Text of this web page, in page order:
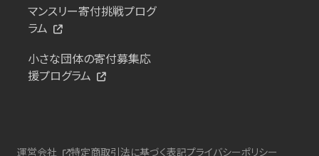
マンスリー寄付挑戦プログ
ラム
小さな団体の寄付募集応
援プログラム
運営会社 特定商取引法に基づく表記プライバシーポリシー